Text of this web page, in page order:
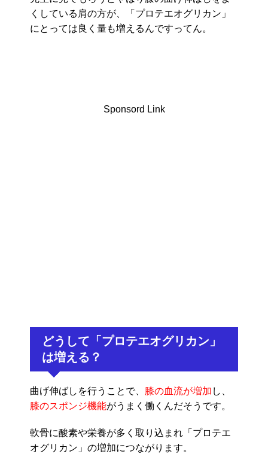
くしている肩の方が、「プロテエオグリカン」
にとっては良く量も増えるんですってん。
Sponsord Link
どうして「プロテエオグリカン」
は増える？
曲げ伸ばしを行うことで、 膝の血流が増加 し、
膝のスポンジ機能がうまく働くんだそうです。
軟骨に酸素や栄養が多く取り込まれ「プロテエ
オグリカン」の増加につながります。